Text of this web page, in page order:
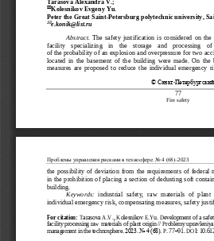
77
Fire safety
 Kolesnikov Evgeny Yu.
Peter the Great Saint-Petersburg polytechnic university, S
 e. konik@list.ru
Abstract. The  safety  justification  is  considered  on
facility    specializing    in    the    storage    and    processing
of the probability of an explosion and overpressure for two
located  in  the  basement  of  the  building  were  made.  On
measures  are  proposed  to  reduce  the  individual  emergency
© Санкт-Петербургский
Проблемы управления рисками в техносфере. No 4 (68) –
the  possibility  of  deviation  from  the  requirements  of  federal
in the prohibition of placing a section of dedusting soft
building.
Keywords: industrial  safety,  raw  materials  of  plant
individual emergency risk, compensating measures, safety
For citation: Tarasova A.V , Kolesnikov E.Yu. Development of a
facility processing raw materials of plant origin // Problemy
management in the technosphere. 2023. No 4 (68). P. 77–91. DOI: